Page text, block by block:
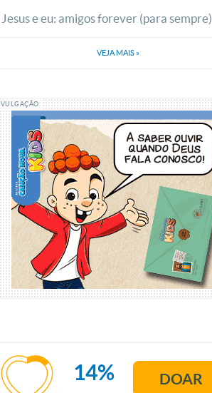
Jesus e eu: amigos forever (para sempre)
VEJA MAIS »
14% DOAR